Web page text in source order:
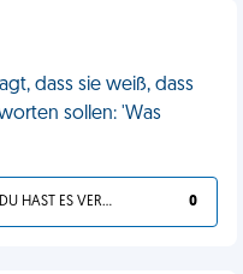
dass sie weiß, dass
sollen: 'Was
DU HAST ES VERDIENT 0